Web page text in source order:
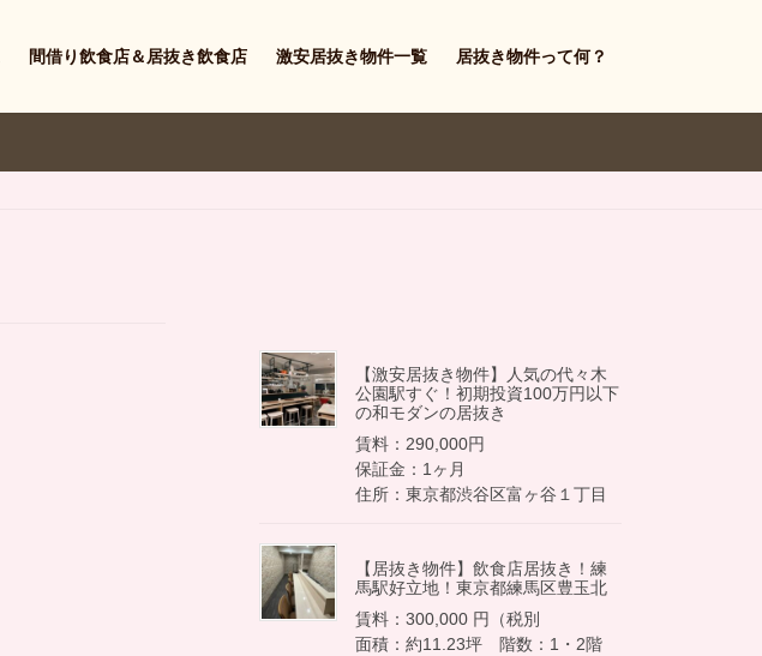
間借り飲食店＆居抜き飲食店 激安居抜き物件一覧 居抜き物件って何？
【激安居抜き物件】人気の代々木
公園駅すぐ！初期投資100万円以下
の和モダンの居抜き
賃料：290,000円
保証金：1ヶ月
住所：東京都渋谷区富ヶ谷１丁目
【居抜き物件】飲食店居抜き！練
馬駅好立地！東京都練馬区豊玉北
賃料：300,000 円（税別
面積：約11.23坪 階数：1・2階